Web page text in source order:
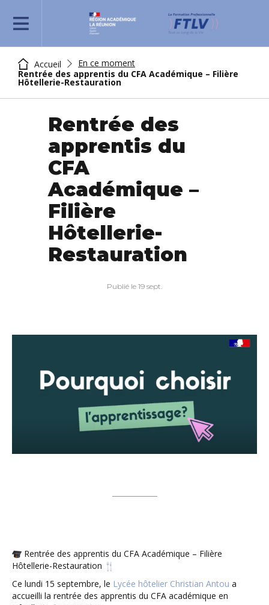
REJOIGNEZ-NOUS
Accueil
En ce moment
Rentrée des apprentis du CFA Académique – Filière
Hôtellerie-Restauration
Rentrée des
apprentis du
CFA
Académique –
Filière
Hôtellerie-
Restauration
Publié le 19 sept.
Rentrée des apprentis du CFA Académique – Filière
Hôtellerie-Restauration
Ce lundi 15 septembre, le Lycée hôtelier Christian Antou a
accueilli la rentrée des apprentis du CFA académique en